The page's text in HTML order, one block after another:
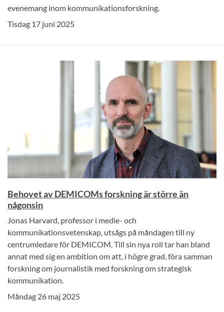
evenemang inom kommunikationsforskning.
Tisdag 17 juni 2025
Behovet av DEMICOMs forskning är större än
någonsin
Jonas Harvard, professor i medie- och
kommunikationsvetenskap, utsågs på måndagen till ny
centrumledare för DEMICOM. Till sin nya roll tar han bland
annat med sig en ambition om att, i högre grad, föra samman
forskning om journalistik med forskning om strategisk
kommunikation.
Måndag 26 maj 2025